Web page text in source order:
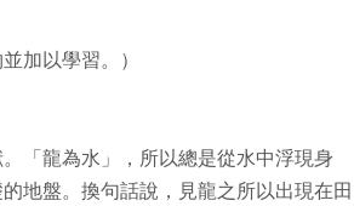
加以學習。）
「龍為水」，所以總是從水中浮現身
地盤。換句話說，見龍之所以出現在田